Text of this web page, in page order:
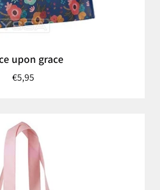
upon grace
€5,95